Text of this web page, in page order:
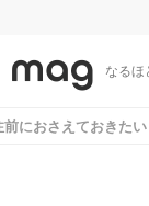
なる
ざくざく見つかる